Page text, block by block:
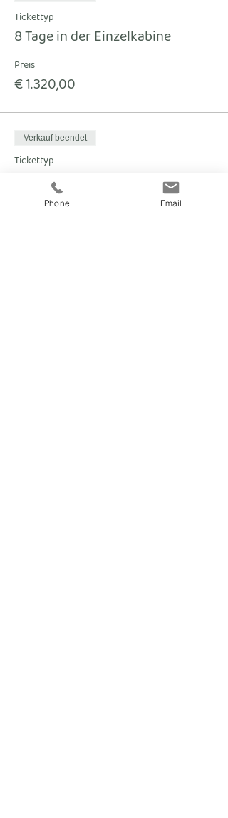
Tickettyp
8 Tage in der Einzelkabine
Preis
€ 1.320,00
Verkauf beendet
Tickettyp
8 Tage in der Doppelkabine
Phone Email